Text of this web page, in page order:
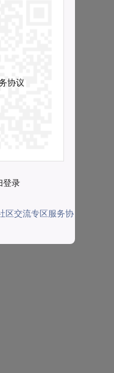
协议
登录
区交流专区服务协